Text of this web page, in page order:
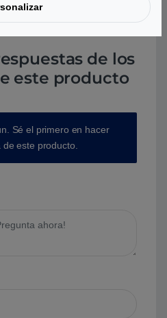
de los
este producto
Sé el primero en hacer
este producto.